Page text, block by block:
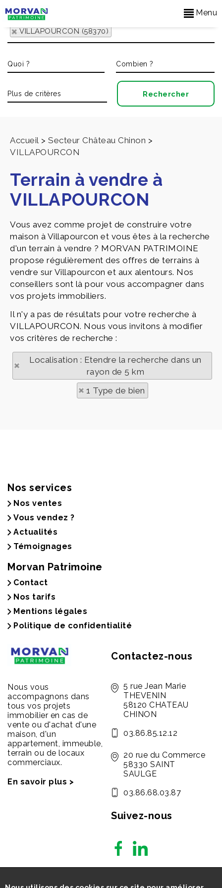
Menu
VILLAPOURCON (58370)
Accueil > Secteur Château Chinon >
VILLAPOURCON
Terrain à vendre à
VILLAPOURCON
Vous avez comme projet de construire votre
maison à Villapourcon et vous êtes à la recherche
d'un terrain à vendre ? MORVAN PATRIMOINE
propose régulièrement des offres de terrains à
vendre sur Villapourcon et aux alentours. Nos
conseillers sont là pour vous accompagner dans
vos projets immobiliers.
Il n'y a pas de résultats pour votre recherche à
VILLAPOURCON. Nous vous invitons à modifier
vos critères de recherche :
Localisation : Etendre la recherche dans un
rayon de 5 km
1 Type de bien
Nos services
Nos ventes
Vous vendez ?
Actualités
Témoignages
Morvan Patrimoine
Contact
Nos tarifs
Mentions légales
Politique de confidentialité
Nous vous
accompagnons dans
tous vos projets
immobilier en cas de
vente ou d'achat d'une
maison, d'un
appartement, immeuble,
terrain ou de locaux
commerciaux.
En savoir plus >
Contactez-nous
5 rue Jean Marie
THEVENIN
58120 CHATEAU
CHINON
03.86.85.12.12
20 rue du Commerce
58330 SAINT
SAULGE
03.86.68.03.87
Suivez-nous